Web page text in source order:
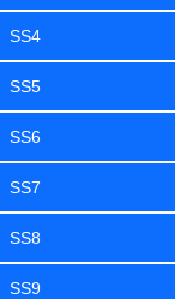
SS4
SS5
SS6
SS7
SS8
SS9